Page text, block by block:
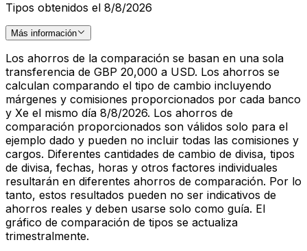
Tipos obtenidos el 8/8/2026
Más información
Los ahorros de la comparación se basan en una sola
transferencia de GBP 20,000 a USD. Los ahorros se
calculan comparando el tipo de cambio incluyendo
márgenes y comisiones proporcionados por cada banco
y Xe el mismo día 8/8/2026. Los ahorros de
comparación proporcionados son válidos solo para el
ejemplo dado y pueden no incluir todas las comisiones y
cargos. Diferentes cantidades de cambio de divisa, tipos
de divisa, fechas, horas y otros factores individuales
resultarán en diferentes ahorros de comparación. Por lo
tanto, estos resultados pueden no ser indicativos de
ahorros reales y deben usarse solo como guía. El
gráfico de comparación de tipos se actualiza
trimestralmente.